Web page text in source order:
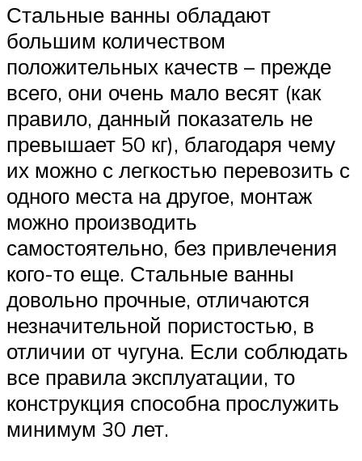
Стальные ванны обладают
большим количеством
положительных качеств – прежде
всего, они очень мало весят (как
правило, данный показатель не
превышает 50 кг), благодаря чему
их можно с легкостью перевозить с
одного места на другое, монтаж
можно производить
самостоятельно, без привлечения
кого-то еще. Стальные ванны
довольно прочные, отличаются
незначительной пористостью, в
отличии от чугуна. Если соблюдать
все правила эксплуатации, то
конструкция способна прослужить
минимум 30 лет.